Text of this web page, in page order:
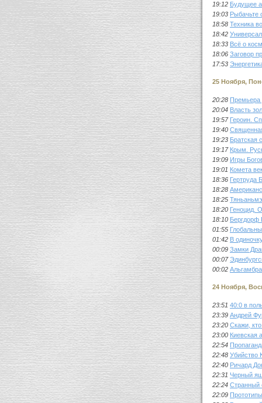
19:12 Будущее
19:03 Рыбачьте
18:58 Техника
18:42
18:33 Всё о
18:06 Заговор
17:53
25 Ноября,
20:28 Премьера
20:04 Власть
19:57 Героин.
19:40
19:23 Братская
19:17 Крым.
19:09 Игры
19:01 Комета
18:36 Гертруда
18:28
18:25
18:20 Геноцид.
18:10 Бергдорф
01:55
01:42 В
00:09 Замки
00:07
00:02
24 Ноября,
23:51 40:0 в
23:39 Андрей
23:20 Скажи,
23:00 Киевская
22:54
22:48 Убийство
22:40 Ричард
22:31 Черный
22:24 Странный
22:09 Прототипы